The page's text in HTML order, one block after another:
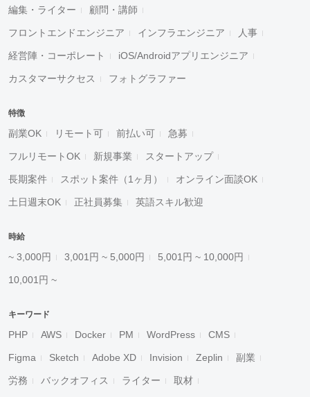
編集・ライター 顧問・講師
フロントエンドエンジニア インフラエンジニア 人事
経営陣・コーポレート iOS/Androidアプリエンジニア
カスタマーサクセス フォトグラファー
特徴
副業OK リモート可 前払い可 急募
フルリモートOK 新規事業 スタートアップ
長期案件 スポット案件（1ヶ月） オンライン面談OK
土日週末OK 正社員募集 英語スキル歓迎
時給
~ 3,000円 3,001円 ~ 5,000円 5,001円 ~ 10,000円
10,001円 ~
キーワード
PHP AWS Docker PM WordPress CMS
Figma Sketch Adobe XD Invision Zeplin 副業
労務 バックオフィス ライター 取材